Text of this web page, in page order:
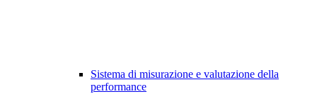
Sistema di misurazione e valutazione della
performance